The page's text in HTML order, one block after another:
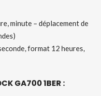
minute – déplacement de
format 12 heures,
GA700 1BER :